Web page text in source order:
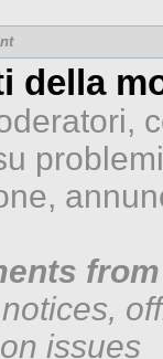
della
problemi
issues